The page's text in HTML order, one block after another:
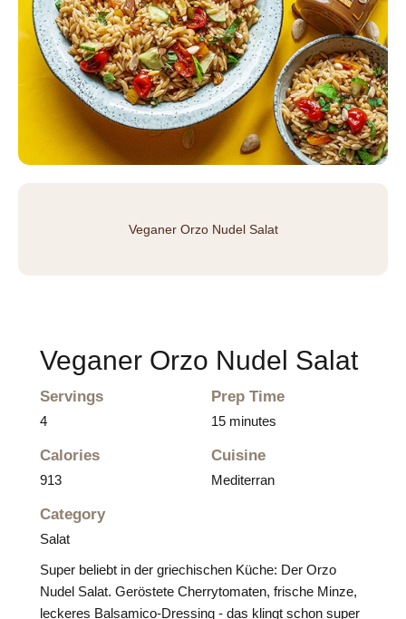
Veganer Orzo Nudel Salat
Veganer Orzo Nudel Salat
Servings
4
Prep Time
15 minutes
Calories
913
Cuisine
Mediterran
Category
Salat
Super beliebt in der griechischen Küche: Der Orzo
Nudel Salat. Geröstete Cherrytomaten, frische Minze,
leckeres Balsamico-Dressing - das klingt schon super